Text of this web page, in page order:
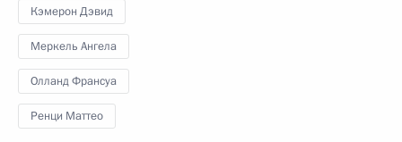
Кэмерон Дэвид
Меркель Ангела
Олланд Франсуа
Ренци Маттео